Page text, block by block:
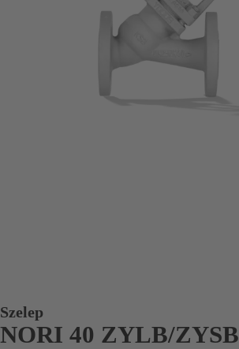
Szelep
NORI 40 ZYLB/ZYSB